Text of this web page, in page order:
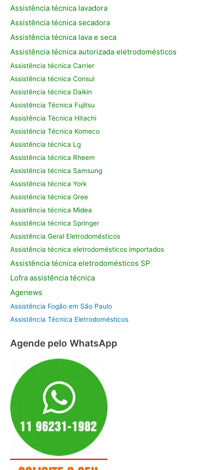
Assistência técnica lavadora
Assistência técnica secadora
Assistência técnica lava e seca
Assistência técnica autorizada eletrodomésticos
Assistência técnica Carrier
Assistência técnica Consul
Assistência técnica Daikin
Assistência Técnica Fujitsu
Assistência Técnica Hitachi
Assistência Técnica Komeco
Assistência técnica Lg
Assistência técnica Rheem
Assistência técnica Samsung
Assistência técnica York
Assistência técnica Gree
Assistência técnica Midea
Assistência técnica Springer
Assistência Geral Eletrodomésticos
Assistência técnica eletrodomésticos importados
Assistência técnica eletrodomésticos SP
Lofra assistênciatécnica
Agenews
Assistência Fogão em São Paulo
Assistência Técnica Eletrodomésticos
Agende pelo WhatsApp